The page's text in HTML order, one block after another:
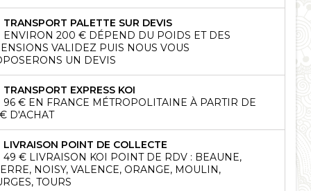
TRANSPORT PALETTE SUR DEVIS
ENVIRON 200 € DÉPEND DU POIDS ET DES
VALIDEZ PUIS NOUS VOUS
UN DEVIS
TRANSPORT EXPRESS KOI
96 € EN FRANCE MÉTROPOLITAINE À PARTIR DE
D'ACHAT
LIVRAISON POINT DE COLLECTE
49 € LIVRAISON KOI POINT DE RDV : BEAUNE,
NOISY, VALENCE, ORANGE, MOULIN,
TOURS